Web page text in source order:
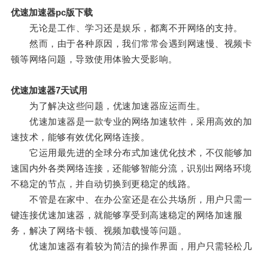
优速加速器pc版下载
无论是工作、学习还是娱乐，都离不开网络的支持。
然而，由于各种原因，我们常常会遇到网速慢、视频卡
顿等网络问题，导致使用体验大受影响。
优速加速器7天试用
为了解决这些问题，优速加速器应运而生。
优速加速器是一款专业的网络加速软件，采用高效的加
速技术，能够有效优化网络连接。
它运用最先进的全球分布式加速优化技术，不仅能够加
速国内外各类网络连接，还能够智能分流，识别出网络环境
不稳定的节点，并自动切换到更稳定的线路。
不管是在家中、在办公室还是在公共场所，用户只需一
键连接优速加速器，就能够享受到高速稳定的网络加速服
务，解决了网络卡顿、视频加载慢等问题。
优速加速器有着较为简洁的操作界面，用户只需轻松几